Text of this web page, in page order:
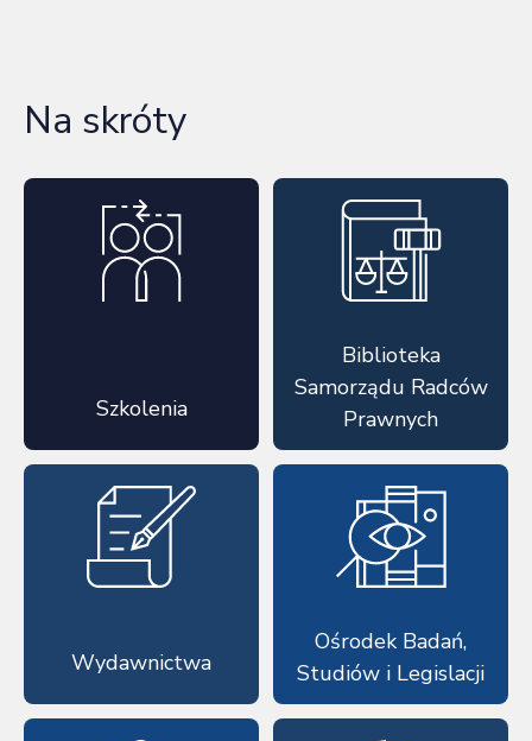
Na skróty
Szkolenia
Biblioteka
Samorządu Radców
Prawnych
Wydawnictwa
Ośrodek Badań,
Studiów i Legislacji